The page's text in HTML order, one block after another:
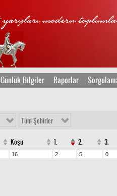
Günlük Bilgiler Raporlar
Tüm Şehirler
Koşu 1. 2. 3.
16 2 5
0